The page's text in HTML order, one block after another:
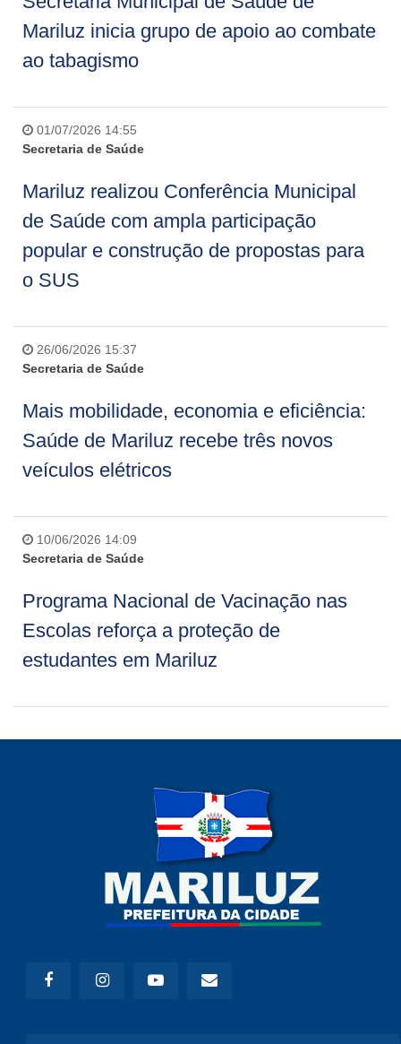
Mariluz inicia grupo de apoio ao combate
ao tabagismo
01/07/2026 14:55
Secretaria de Saúde
Mariluz realizou Conferência Municipal
de Saúde com ampla participação
popular e construção de propostas para
o SUS
26/06/2026 15:37
Secretaria de Saúde
Mais mobilidade, economia e eficiência:
Saúde de Mariluz recebe três novos
veículos elétricos
10/06/2026 14:09
Secretaria de Saúde
Programa Nacional de Vacinação nas
Escolas reforça a proteção de
estudantes em Mariluz